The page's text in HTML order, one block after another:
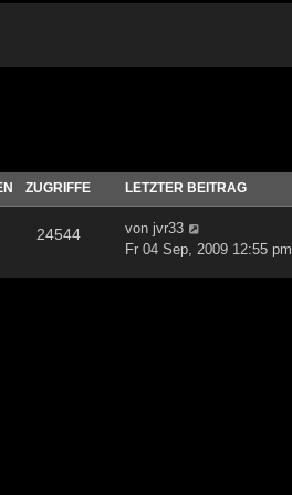
ZUGRIFFE LETZTER BEITRAG
24544 von jvr33
Fr 04 Sep, 2009 12:55 pm